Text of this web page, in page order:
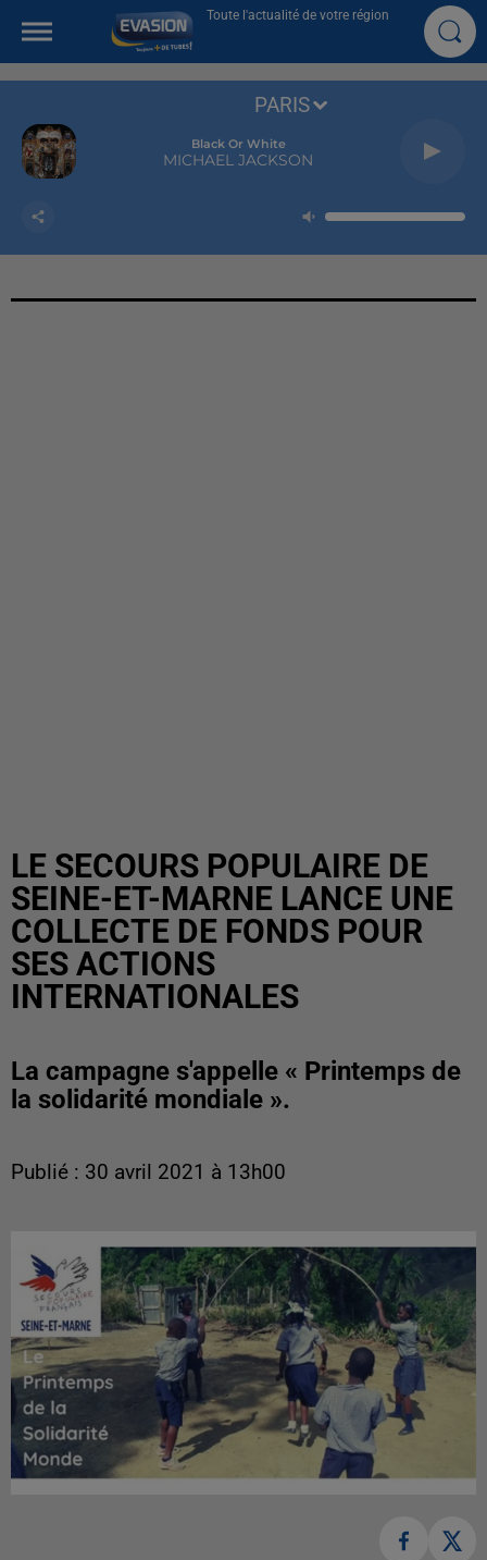
Toute l'actualité de votre région
Black Or White
MICHAEL JACKSON
PARIS
LE SECOURS POPULAIRE DE
SEINE-ET-MARNE LANCE UNE
COLLECTE DE FONDS POUR
SES ACTIONS
INTERNATIONALES
La campagne s'appelle « Printemps de
la solidarité mondiale ».
Publié : 30 avril 2021 à 13h00